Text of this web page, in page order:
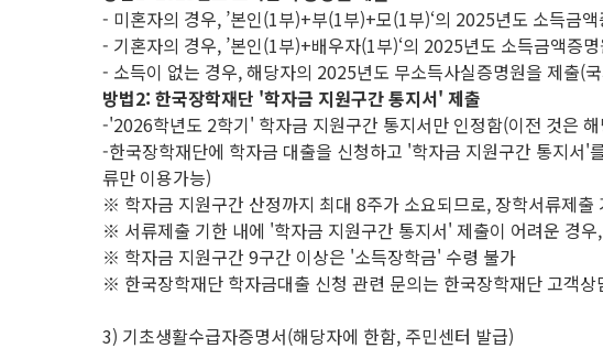
- 미혼자의 경우, ’본인(1부)+부(1부)+모(1부)‘의 2025년도 소득금
- 기혼자의 경우, ’본인(1부)+배우자(1부)‘의 2025년도 소득금액증
- 소득이 없는 경우, 해당자의 2025년도 무소득사실증명원을 제출(
방법2: 한국장학재단 '학자금 지원구간 통지서' 제출
-'2026학년도 2학기' 학자금 지원구간 통지서만 인정함(이전 것은
-한국장학재단에 학자금 대출을 신청하고 '학자금 지원구간 통지서
류만 이용가능)
※ 학자금 지원구간 산정까지 최대 8주가 소요되므로, 장학서류제
※ 서류제출 기한 내에 '학자금 지원구간 통지서' 제출이 어려운 경
※ 학자금 지원구간 9구간 이상은 '소득장학금' 수령 불가
※ 한국장학재단 학자금대출 신청 관련 문의는 한국장학재단 고객
3) 기초생활수급자증명서(해당자에 한함, 주민센터 발급)